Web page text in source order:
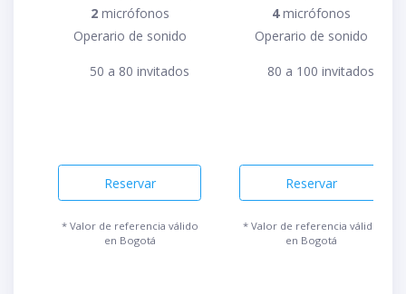
2micrófonos
Operario de sonido
50 a 80 invitados
Reservar
* Valor de referencia válido
en Bogotá
4micrófonos
Operario de sonido
80 a 100 invitados
Reservar
* Valor de referencia válido
en Bogotá